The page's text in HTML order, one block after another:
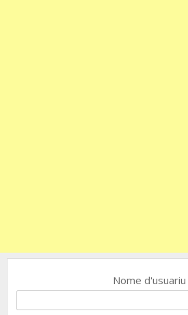
Nome d'usuariu